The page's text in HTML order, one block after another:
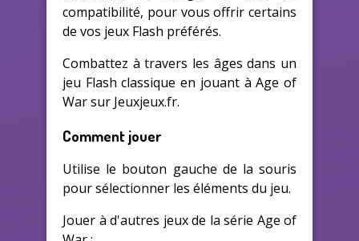
compatibilité, pour vous offrir certains
de vos jeux Flash préférés.
Combattez à travers les âges dans un
jeu Flash classique en jouant à Age of
War sur Jeuxjeux.fr.
Comment jouer
Utilise le bouton gauche de la souris
pour sélectionner les éléments du jeu.
Jouer à d'autres jeux de la série Age of